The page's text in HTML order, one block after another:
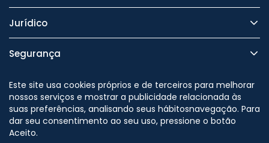
Jurídico
Segurança
Este site usa cookies próprios e de terceiros para melhorar
nossos serviços e mostrar a publicidade relacionada às
suas preferências, analisando seus hábitosnavegação. Para
dar seu consentimento ao seu uso, pressione o botão
Aceito.
Nos siga no